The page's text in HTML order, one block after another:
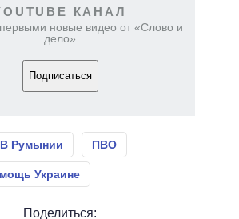
КАНАЛ
новые видео от «Слово и
дело»
Подписаться
В Румынии ПВО
Украине
Поделиться: